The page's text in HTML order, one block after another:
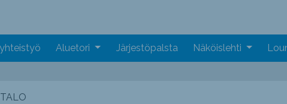
Aluetori Järjestöpalsta Näköislehti